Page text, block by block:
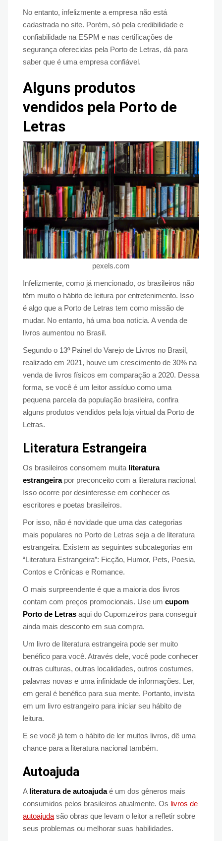
No entanto, infelizmente a empresa não está
cadastrada no site. Porém, só pela credibilidade e
confiabilidade na ESPM e nas certificações de
segurança oferecidas pela Porto de Letras, dá para
saber que é uma empresa confiável.
Alguns produtos
vendidos pela Porto de
Letras
pexels.com
Infelizmente, como já mencionado, os brasileiros não
têm muito o hábito de leitura por entretenimento. Isso
é algo que a Porto de Letras tem como missão de
mudar. No entanto, há uma boa notícia. A venda de
livros aumentou no Brasil.
Segundo o 13º Painel do Varejo de Livros no Brasil,
realizado em 2021, houve um crescimento de 30% na
venda de livros físicos em comparação a 2020. Dessa
forma, se você é um leitor assíduo como uma
pequena parcela da população brasileira, confira
alguns produtos vendidos pela loja virtual da Porto de
Letras.
Literatura Estrangeira
Os brasileiros consomem muita literatura
estrangeirapor preconceito com a literatura nacional.
Isso ocorre por desinteresse em conhecer os
escritores e poetas brasileiros.
Por isso, não é novidade que uma das categorias
mais populares no Porto de Letras seja a de literatura
estrangeira. Existem as seguintes subcategorias em
“Literatura Estrangeira”: Ficção, Humor, Pets, Poesia,
Contos e Crônicas e Romance.
O mais surpreendente é que a maioria dos livros
contam com preços promocionais. Use um cupom
Porto de Letras aqui do Cupomzeiros para conseguir
ainda mais desconto em sua compra.
Um livro de literatura estrangeira pode ser muito
benéfico para você. Através dele, você pode conhecer
outras culturas, outras localidades, outros costumes,
palavras novas e uma infinidade de informações. Ler,
em geral é benéfico para sua mente. Portanto, invista
em um livro estrangeiro para iniciar seu hábito de
leitura.
E se você já tem o hábito de ler muitos livros, dê uma
chance para a literatura nacional também.
Autoajuda
A literatura de autoajudaé um dos gêneros mais
consumidos pelos brasileiros atualmente. Os livros de
autoajudasão obras que levam o leitor a refletir sobre
seus problemas ou melhorar suas habilidades.